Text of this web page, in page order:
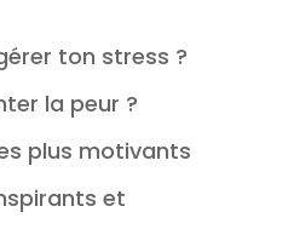
ton stress ?
la peur ?
plus motivants
et